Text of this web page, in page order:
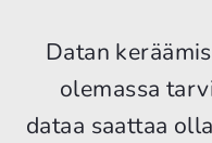
Datan
olemassa
dataa saattaa